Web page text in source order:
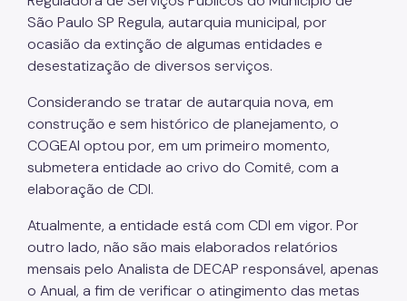
Sistema de Créditos - OTTCs
Taxa de Resíduos Sólidos
Taxas Mobiliárias
Atendimento
Contas Públicas
API-SOF
Balancetes
São Paulo SP Regula, autarquia municipal, por
ocasião da extinção de algumas entidades e
desestatização de diversos serviços.
Considerando se tratar de autarquia nova, em
construção e sem histórico de planejamento, o
COGEAI optou por, em um primeiro momento,
submetera entidade ao crivo do Comitê, com a
elaboração de CDI.
Atualmente, a entidade está com CDI em vigor. Por
outro lado, não são mais elaborados relatórios
mensais pelo Analista de DECAP responsável, apenas
o Anual, a fim de verificar o atingimento das metas